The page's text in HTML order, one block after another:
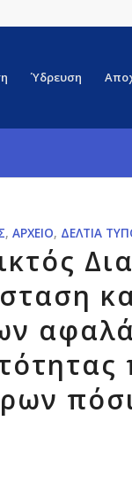
Ύδρευση
, ΑΡΧΕΊΟ, ΔΕΛΤΊΑ